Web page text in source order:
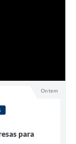
Ontem
para